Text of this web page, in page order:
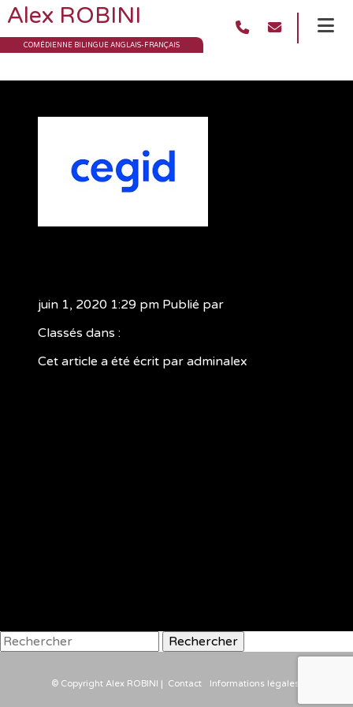
Alex ROBINI
COMÉDIENNE BILINGUE ANGLAIS-FRANÇAIS
juin 1, 2020 1:29 pm Publié par
Classés dans :
Cet article a été écrit par adminalex
Rechercher
© Copyright Alex ROBINI | Contact Informations légales